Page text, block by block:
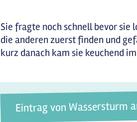
Sie fragte noch schnell bevor sie
die anderen zuerst finden und
kurz danach kam sie keuchend
Eintrag von Wassersturm